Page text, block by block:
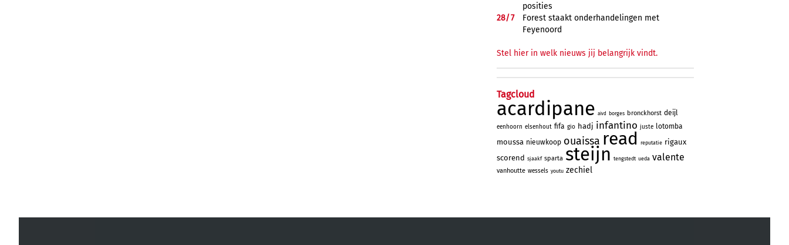
posities
28/7
Forest staakt onderhandelingen met
Feyenoord
Stel hier in welk nieuws jij belangrijk vindt.
Tagcloud
acardipane aivd borges bronckhorst deijl
eenhoorn elsenhout fifa gio hadj infantino juste lotomba
moussa nieuwkoop ouaissa read reputatie rigaux
scorend sjaakf sparta steijn tengstedt ueda valente
vanhoutte wessels youtu zechiel